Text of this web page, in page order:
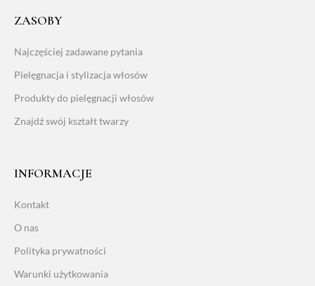
ZASOBY
Najczęściej zadawane pytania
Pielęgnacja i stylizacja włosów
Produkty do pielęgnacji włosów
Znajdź swój kształt twarzy
INFORMACJE
Kontakt
O nas
Polityka prywatności
Warunki użytkowania